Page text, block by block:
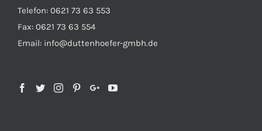
Telefon: 0621 73 63 553
Fax: 0621 73 63 554
Email: info@duttenhoefer-gmbh.de